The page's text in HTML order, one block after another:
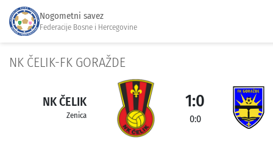
Nogometni savez
Federacije Bosne i Hercegovine
NK ČELIK-FK GORAŽDE
NK ČELIK
Zenica
1:0
0:0